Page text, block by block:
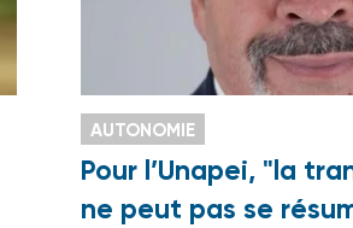
AUTONOMIE
Pour l’Unapei, "la
ne peut pas se